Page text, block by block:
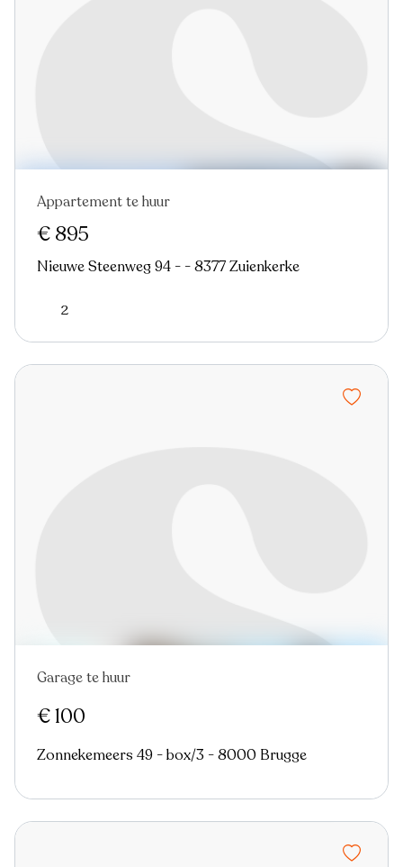
Nieuw
Appartement te huur
€ 895
Nieuwe Steenweg 94 - - 8377 Zuienkerke
2
Nieuw
Garage te huur
€ 100
Zonnekemeers 49 - box/3 - 8000 Brugge